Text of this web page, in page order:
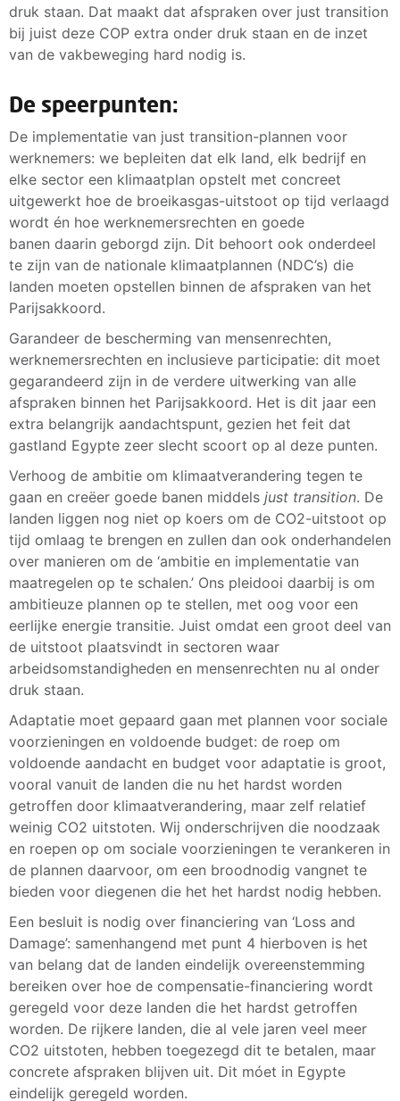
druk staan. Dat maakt dat afspraken over just transition
bij juist deze COP extra onder druk staan en de inzet
van de vakbeweging hard nodig is.
De speerpunten:
De implementatie van just transition-plannen voor
werknemers: we bepleiten dat elk land, elk bedrijf en
elke sector een klimaatplan opstelt met concreet
uitgewerkt hoe de broeikasgas-uitstoot op tijd verlaagd
wordt én hoe werknemersrechten en goede
banen daarin geborgd zijn. Dit behoort ook onderdeel
te zijn van de nationale klimaatplannen (NDC’s) die
landen moeten opstellen binnen de afspraken van het
Parijsakkoord.
Garandeer de bescherming van mensenrechten,
werknemersrechten en inclusieve participatie: dit moet
gegarandeerd zijn in de verdere uitwerking van alle
afspraken binnen het Parijsakkoord. Het is dit jaar een
extra belangrijk aandachtspunt, gezien het feit dat
gastland Egypte zeer slecht scoort op al deze punten.
Verhoog de ambitie om klimaatverandering tegen te
gaan en creëer goede banen middels just transition. De
landen liggen nog niet op koers om de CO2-uitstoot op
tijd omlaag te brengen en zullen dan ook onderhandelen
over manieren om de ‘ambitie en implementatie van
maatregelen op te schalen.’ Ons pleidooi daarbij is om
ambitieuze plannen op te stellen, met oog voor een
eerlijke energie transitie. Juist omdat een groot deel van
de uitstoot plaatsvindt in sectoren waar
arbeidsomstandigheden en mensenrechten nu al onder
druk staan.
Adaptatie moet gepaard gaan met plannen voor sociale
voorzieningen en voldoende budget: de roep om
voldoende aandacht en budget voor adaptatie is groot,
vooral vanuit de landen die nu het hardst worden
getroffen door klimaatverandering, maar zelf relatief
weinig CO2 uitstoten. Wij onderschrijven die noodzaak
en roepen op om sociale voorzieningen te verankeren in
de plannen daarvoor, om een broodnodig vangnet te
bieden voor diegenen die het het hardst nodig hebben.
Een besluit is nodig over financiering van ‘Loss and
Damage’: samenhangend met punt 4 hierboven is het
van belang dat de landen eindelijk overeenstemming
bereiken over hoe de compensatie-financiering wordt
geregeld voor deze landen die het hardst getroffen
worden. De rijkere landen, die al vele jaren veel meer
CO2 uitstoten, hebben toegezegd dit te betalen, maar
concrete afspraken blijven uit. Dit móet in Egypte
eindelijk geregeld worden.